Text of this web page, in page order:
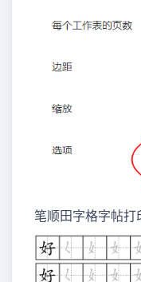
笔顺田字格字帖打